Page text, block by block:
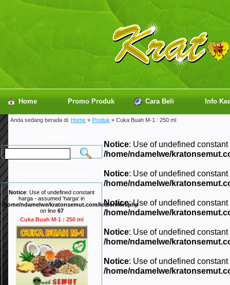
Home Promo Produk Cara Beli Info
Anda sedang berada di: Home » Produk » Cuka Buah M-1 : 250 ml
Notice: Use of undefined constant
harga - assumed 'harga' in
/home/ndamelwe/kratonsemut.com/kraton/kiri.php
on line 67
Cuka Buah M-1 : 250 ml
Notice: Use of undefined
/home/ndamelwe/
Notice: Use of undefined
/home/ndamelwe/
Notice: Use of undefined
/home/ndamelwe/
Notice: Use of undefined
/home/ndamelwe/
Notice: Use of undefined
/home/ndamelwe/